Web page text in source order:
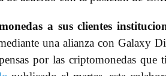
a sus clientes
una alianza con Galaxy
por las criptomonedas que